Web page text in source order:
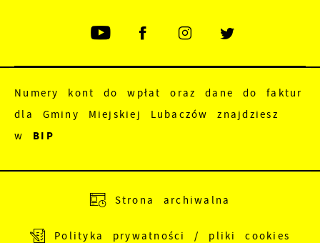
Numery kont do wpłat oraz dane do faktur
dla Gminy Miejskiej Lubaczów znajdziesz
w BIP
Strona archiwalna
Polityka prywatności / pliki cookies